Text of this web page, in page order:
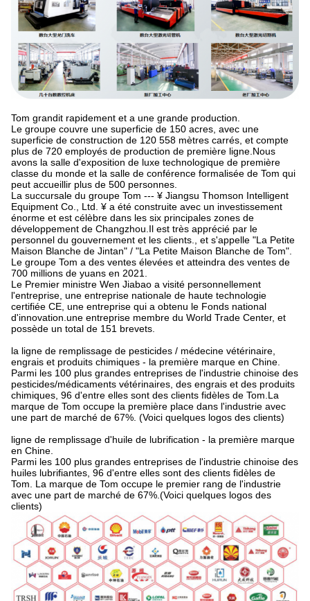
Tom grandit rapidement et a une grande production.
Le groupe couvre une superficie de 150 acres, avec une
superficie de construction de 120 558 mètres carrés, et compte
plus de 720 employés de production de première ligne.Nous
avons la salle d'exposition de luxe technologique de première
classe du monde et la salle de conférence formalisée de Tom qui
peut accueillir plus de 500 personnes.
La succursale du groupe Tom --- ¥ Jiangsu Thomson Intelligent
Equipment Co., Ltd. ¥ a été construite avec un investissement
énorme et est célèbre dans les six principales zones de
développement de Changzhou.Il est très apprécié par le
personnel du gouvernement et les clients., et s'appelle "La Petite
Maison Blanche de Jintan" / "La Petite Maison Blanche de Tom".
Le groupe Tom a des ventes élevées et atteindra des ventes de
700 millions de yuans en 2021.
Le Premier ministre Wen Jiabao a visité personnellement
l'entreprise, une entreprise nationale de haute technologie
certifiée CE, une entreprise qui a obtenu le Fonds national
d'innovation.une entreprise membre du World Trade Center, et
possède un total de 151 brevets.
la ligne de remplissage de pesticides / médecine vétérinaire,
engrais et produits chimiques - la première marque en Chine.
Parmi les 100 plus grandes entreprises de l'industrie chinoise des
pesticides/médicaments vétérinaires, des engrais et des produits
chimiques, 96 d'entre elles sont des clients fidèles de Tom.La
marque de Tom occupe la première place dans l'industrie avec
une part de marché de 67%. (Voici quelques logos des clients)
ligne de remplissage d'huile de lubrification - la première marque
en Chine.
Parmi les 100 plus grandes entreprises de l'industrie chinoise des
huiles lubrifiantes, 96 d'entre elles sont des clients fidèles de
Tom. La marque de Tom occupe le premier rang de l'industrie
avec une part de marché de 67%.(Voici quelques logos des
clients)